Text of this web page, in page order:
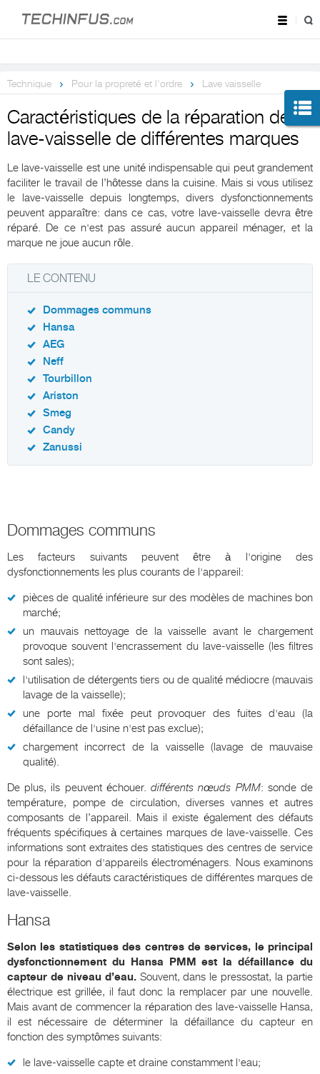
Technique Pour la propreté et l'ordre Lave vaisselle
Caractéristiques de la réparation des
lave-vaisselle de différentes marques
Le lave-vaisselle est une unité indispensable qui peut grandement
faciliter le travail de l’hôtesse dans la cuisine. Mais si vous utilisez
le lave-vaisselle depuis longtemps, divers dysfonctionnements
peuvent apparaître: dans ce cas, votre lave-vaisselle devra être
réparé. De ce n'est pas assuré aucun appareil ménager, et la
marque ne joue aucun rôle.
LE CONTENU
Dommages communs
Hansa
AEG
Neff
Tourbillon
Ariston
Smeg
Candy
Zanussi
Dommages communs
Les facteurs suivants peuvent être à l'origine des
dysfonctionnements les plus courants de l'appareil:
pièces de qualité inférieure sur des modèles de machines bon
marché;
un mauvais nettoyage de la vaisselle avant le chargement
provoque souvent l'encrassement du lave-vaisselle (les filtres
sont sales);
l'utilisation de détergents tiers ou de qualité médiocre (mauvais
lavage de la vaisselle);
une porte mal fixée peut provoquer des fuites d'eau (la
défaillance de l'usine n'est pas exclue);
chargement incorrect de la vaisselle (lavage de mauvaise
qualité).
De plus, ils peuvent échouer.différents nœuds PMM: sonde de
température, pompe de circulation, diverses vannes et autres
composants de l’appareil. Mais il existe également des défauts
fréquents spécifiques à certaines marques de lave-vaisselle. Ces
informations sont extraites des statistiques des centres de service
pour la réparation d'appareils électroménagers. Nous examinons
ci-dessous les défauts caractéristiques de différentes marques de
lave-vaisselle.
Hansa
Selon les statistiques des centres de services, le principal
dysfonctionnement du Hansa PMM est la défaillance du
capteur de niveau d’eau. Souvent, dans le pressostat, la partie
électrique est grillée, il faut donc la remplacer par une nouvelle.
Mais avant de commencer la réparation des lave-vaisselle Hansa,
il est nécessaire de déterminer la défaillance du capteur en
fonction des symptômes suivants:
le lave-vaisselle capte et draine constamment l'eau;